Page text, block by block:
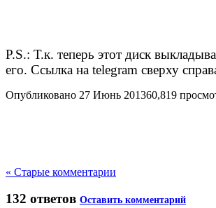
P.S.: Т.к. теперь этот диск
его. Ссылка на telegram сверху
Опубликовано 27 Июнь 201360,819
« Старые комментарии
132 ответов Оставить комментарий